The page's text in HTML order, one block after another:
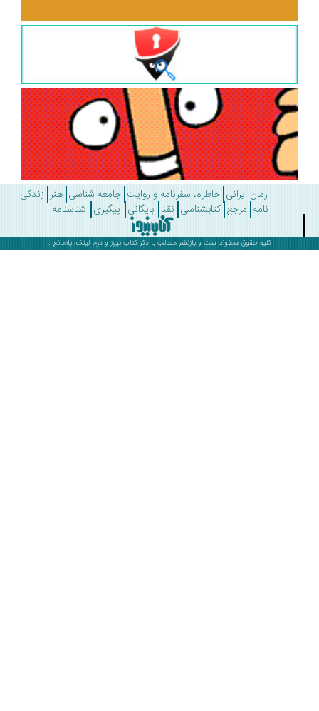
رمان ایرانی خاطره، سفرنامه و روایت جامعه شناسی هنر زندگی
مرجع کتابشناسی نقد بایگانی پیگیری شناسنامه
کلیه حقوق محفوظ است و بازنشر مطالب با ذکرکتاب نیوز و درج لینک، بلامانع .